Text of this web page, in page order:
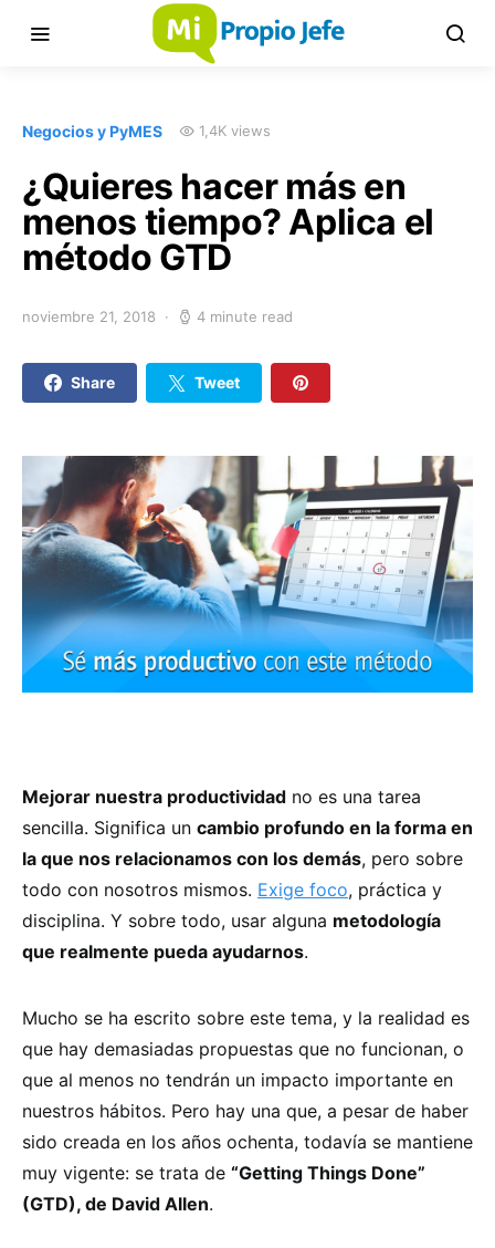
Negocios y PyMES 1,4K views
¿Quieres hacer más en
menos tiempo? Aplica el
método GTD
noviembre 21, 2018 4 minute read
Share Tweet
Mejorar nuestra productividad no es una tarea
sencilla. Significa un cambio profundo en la forma en
la que nos relacionamos con los demás, pero sobre
todo con nosotros mismos. Exige foco, práctica y
disciplina. Y sobre todo, usar alguna metodología
que realmente pueda ayudarnos.
Mucho se ha escrito sobre este tema, y la realidad es
que hay demasiadas propuestas que no funcionan, o
que al menos no tendrán un impacto importante en
nuestros hábitos. Pero hay una que, a pesar de haber
sido creada en los años ochenta, todavía se mantiene
muy vigente: se trata de “Getting Things Done”
(GTD), de David Allen.